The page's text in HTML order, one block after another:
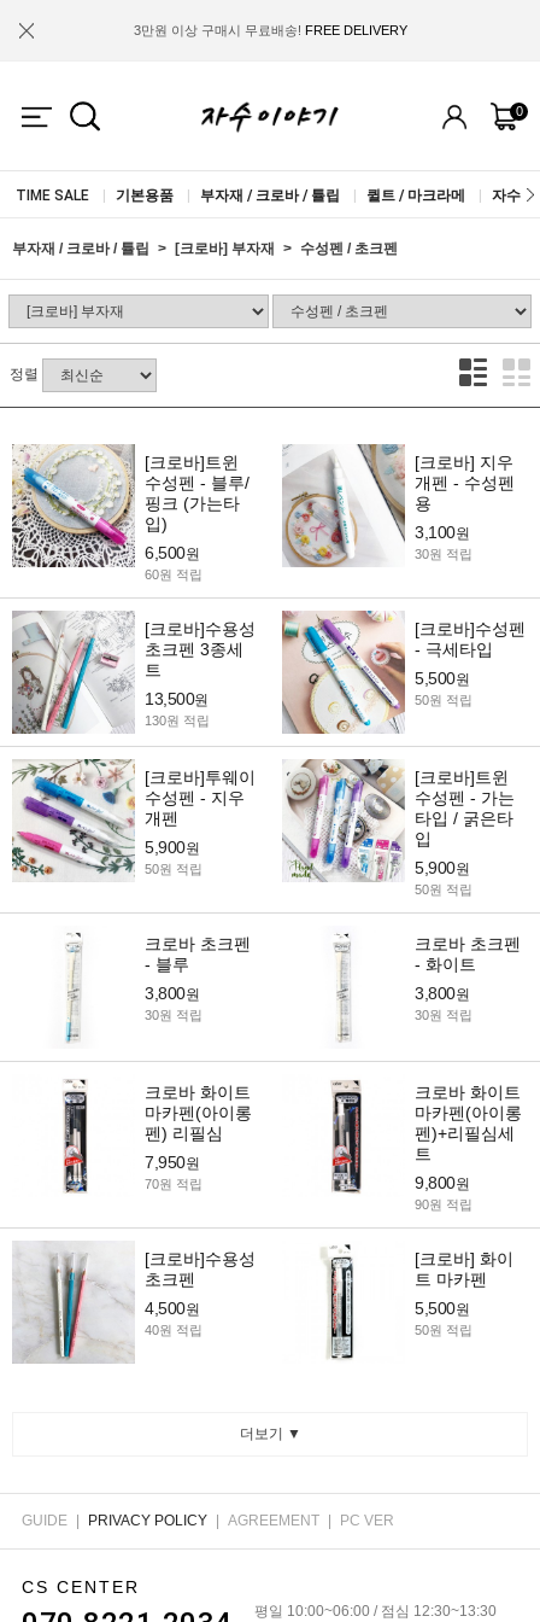
3만원 이상 구매시 무료배송! FREE DELIVERY
0
TIME SALE 기본용품 부자재 / 크로바 / 튤립 퀼트 / 마크라메 자수실
부자재 / 크로바 / 튤립 [크로바] 부자재 수성펜 / 초크펜
정렬
[크로바]트윈
수성펜 - 블루/
핑크 (가는타
입)
6,500원
60원 적립
[크로바] 지우
개펜 - 수성펜
용
3,100원
30원 적립
[크로바]수용성
초크펜 3종세
트
13,500원
130원 적립
[크로바]수성펜
- 극세타입
5,500원
50원 적립
[크로바]투웨이
수성펜 - 지우
개펜
5,900원
50원 적립
[크로바]트윈
수성펜 - 가는
타입 / 굵은타
입
5,900원
50원 적립
크로바 초크펜
- 블루
3,800원
30원 적립
크로바 초크펜
- 화이트
3,800원
30원 적립
크로바 화이트
마카펜(아이롱
펜) 리필심
7,950원
70원 적립
크로바 화이트
마카펜(아이롱
펜)+리필심세
트
9,800원
90원 적립
[크로바]수용성
초크펜
4,500원
40원 적립
[크로바] 화이
트 마카펜
5,500원
50원 적립
더보기 ▼
GUIDE PRIVACY POLICY AGREEMENT PC VER
CS CENTER
평일 10:00~06:00 / 점심 12:30~13:30